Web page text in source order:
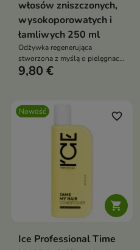
włosów zniszczonych,
wysokoporowatych i
łamliwych 250 ml
Odżywka regenerująca
stworzona z myślą o pielęgnacji
włosów osłabionych, suchych i
9,80 €
Nowość

favorite_border
Ice Professional Time